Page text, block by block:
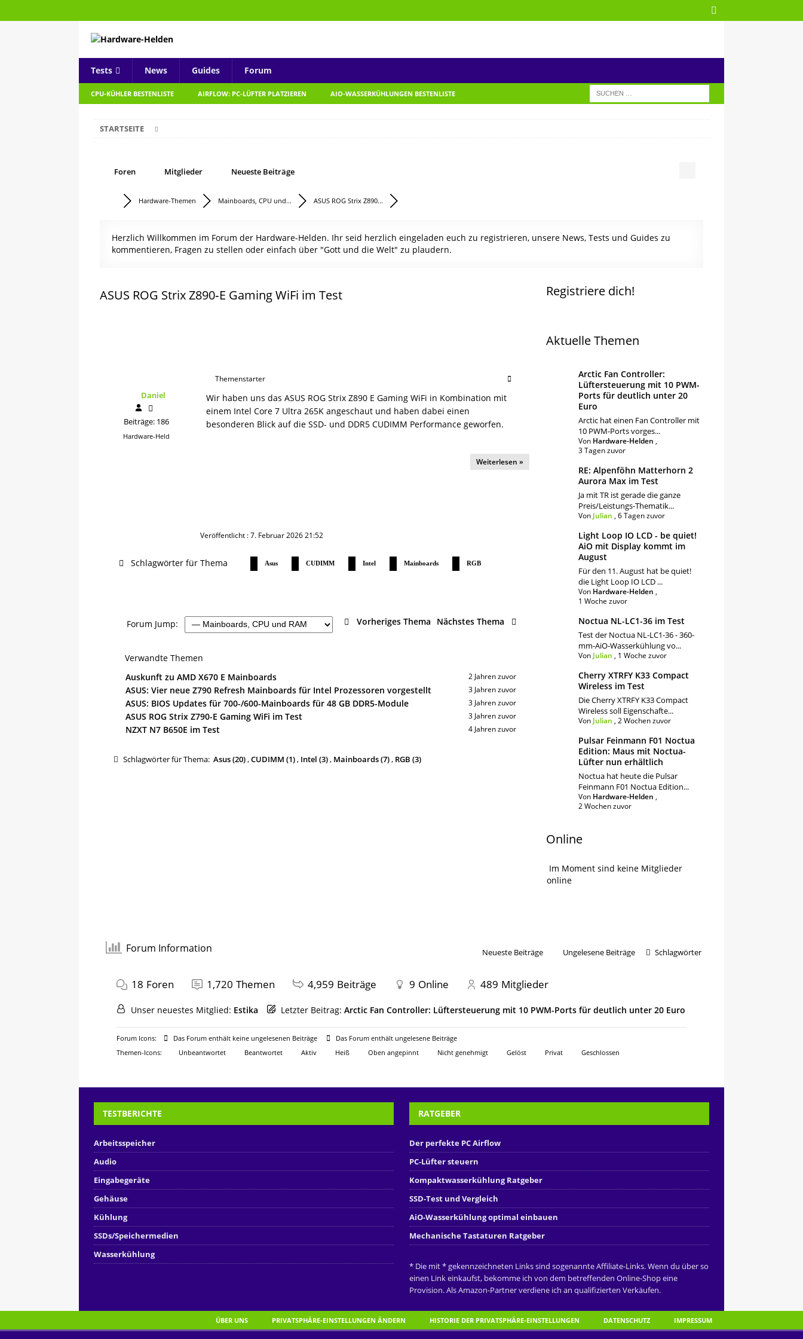
Tests News Guides Forum
CPU-KÜHLER BESTENLISTE AIRFLOW: PC-LÜFTER PLATZIEREN AIO-WASSERKÜHLUNGEN BESTENLISTE
STARTSEITE
Foren Mitglieder Neueste Beiträge
Hardware-Themen Mainboards, CPU und... ASUS ROG Strix Z890...
Herzlich Willkommen im Forum der Hardware-Helden. Ihr seid herzlich eingeladen euch zu registrieren, unsere News, Tests und Guides zu
kommentieren, Fragen zu stellen oder einfach über "Gott und die Welt" zu plaudern.
ASUS ROG Strix Z890‑E Gaming WiFi im Test
Daniel
Beiträge: 186
Hardware-Held
Themenstarter
Wir haben uns das ASUS ROG Strix Z890 E Gaming WiFi in Kombination mit
einem Intel Core 7 Ultra 265K angeschaut und haben dabei einen
besonderen Blick auf die SSD- und DDR5 CUDIMM Performance geworfen.
Weiterlesen »
Veröffentlicht : 7. Februar 2026 21:52
Schlagwörter für Thema Asus CUDIMM Intel Mainboards RGB
Forum Jump: Vorheriges Thema Nächstes Thema
Verwandte Themen
Auskunft zu AMD X670 E Mainboards
2 Jahren zuvor
ASUS: Vier neue Z790 Refresh Mainboards für Intel Prozessoren vorgestellt 3 Jahren zuvor
ASUS: BIOS Updates für 700-/600-Mainboards für 48 GB DDR5-Module 3 Jahren zuvor
ASUS ROG Strix Z790-E Gaming WiFi im Test 3 Jahren zuvor
NZXT N7 B650E im Test 4 Jahren zuvor
Schlagwörter für Thema:Asus (20),CUDIMM (1), Intel (3), Mainboards (7), RGB (3)
Registriere dich!
Aktuelle Themen
Arctic Fan Controller:
Lüftersteuerung mit 10 PWM-
Ports für deutlich unter 20
Euro
Arctic hat einen Fan Controller mit
10 PWM-Ports vorges...
Von Hardware-Helden ,
3 Tagen zuvor
RE: Alpenföhn Matterhorn 2
Aurora Max im Test
Ja mit TR ist gerade die ganze
Preis/Leistungs-Thematik...
Von Julian , 6 Tagen zuvor
Light Loop IO LCD - be quiet!
AiO mit Display kommt im
August
Für den 11. August hat be quiet!
die Light Loop IO LCD ...
Von Hardware-Helden ,
1 Woche zuvor
Noctua NL-LC1-36 im Test
Test der Noctua NL-LC1-36 - 360-
mm-AiO-Wasserkühlung vo...
Von Julian , 1 Woche zuvor
Cherry XTRFY K33 Compact
Wireless im Test
Die Cherry XTRFY K33 Compact
Wireless soll Eigenschafte...
Von Julian , 2 Wochen zuvor
Pulsar Feinmann F01 Noctua
Edition: Maus mit Noctua-
Lüfter nun erhältlich
Noctua hat heute die Pulsar
Feinmann F01 Noctua Edition...
Von Hardware-Helden ,
2 Wochen zuvor
Online
Im Moment sind keine Mitglieder
online
Forum Information Neueste Beiträge Ungelesene Beiträge Schlagwörter
18 Foren 1,720 Themen 4,959 Beiträge 9 Online 489 Mitglieder
Unser neuestes Mitglied: Estika Letzter Beitrag: Arctic Fan Controller: Lüftersteuerung mit 10 PWM-Ports für deutlich unter 20 Euro
Forum Icons: Das Forum enthält keine ungelesenen Beiträge
Das Forum enthält ungelesene Beiträge
Themen-Icons:
Unbeantwortet Beantwortet Aktiv Heiß Oben angepinnt Nicht genehmigt Gelöst Privat Geschlossen
TESTBERICHTE
Arbeitsspeicher
Audio
Eingabegeräte
Gehäuse
Kühlung
SSDs/Speichermedien
Wasserkühlung
RATGEBER
Der perfekte PC Airflow
PC-Lüfter steuern
Kompaktwasserkühlung Ratgeber
SSD-Test und Vergleich
AiO-Wasserkühlung optimal einbauen
Mechanische Tastaturen Ratgeber
* Die mit * gekennzeichneten Links sind sogenannte Affiliate-Links. Wenn du über so
einen Link einkaufst, bekomme ich von dem betreffenden Online-Shop eine
Provision. Als Amazon-Partner verdiene ich an qualifizierten Verkäufen.
ÜBER UNS PRIVATSPHÄRE-EINSTELLUNGEN ÄNDERN HISTORIE DER PRIVATSPHÄRE-EINSTELLUNGEN DATENSCHUTZ IMPRESSUM